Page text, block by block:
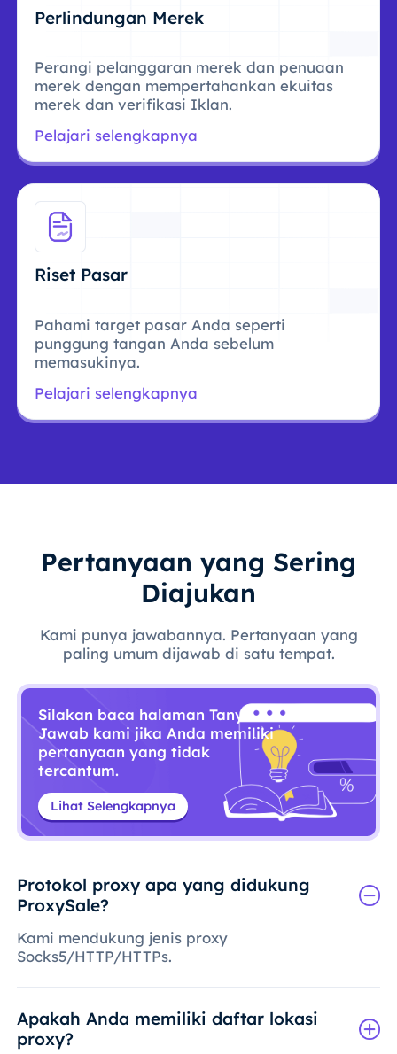
Perlindungan Merek
Perangi pelanggaran merek dan penuaan
merek dengan mempertahankan ekuitas
merek dan verifikasi Iklan.
Pelajari selengkapnya
Riset Pasar
Pahami target pasar Anda seperti
punggung tangan Anda sebelum
memasukinya.
Pelajari selengkapnya
Pertanyaan yang Sering
Diajukan
Kami punya jawabannya. Pertanyaan yang
paling umum dijawab di satu tempat.
Silakan baca halaman Tanya
Jawab kami jika Anda memiliki
pertanyaan yang tidak
tercantum.
Lihat Selengkapnya
Protokol proxy apa yang didukung
ProxySale?
Kami mendukung jenis proxy
Socks5/HTTP/HTTPs.
Apakah Anda memiliki daftar lokasi
proxy?